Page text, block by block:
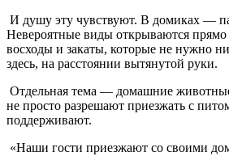
И душу эту чувствуют. В домиках —
Невероятные виды открываются прямо
восходы и закаты, которые не нужно
здесь, на расстоянии вытянутой руки.
Отдельная тема — домашние
не просто разрешают приезжать с
поддерживают.
«Наши гости приезжают со своими